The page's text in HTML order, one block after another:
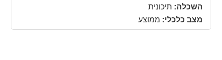
השכלה: תיכונית
מצב כלכלי: ממוצע